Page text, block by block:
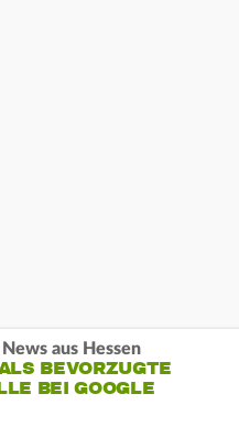
aus Hessen
BEVORZUGTE
BEI GOOGLE